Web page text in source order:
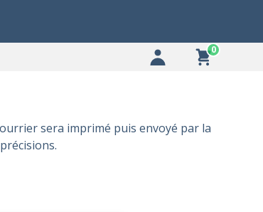
0
sera imprimé puis envoyé par la